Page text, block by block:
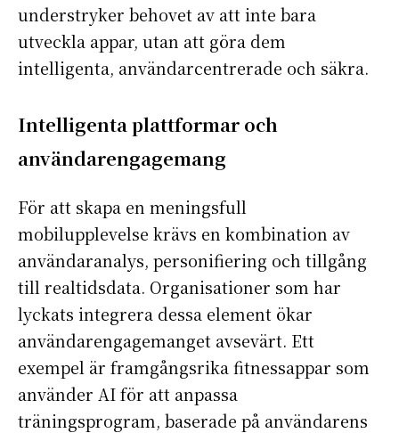
understryker behovet av att inte bara
utveckla appar, utan att göra dem
intelligenta, användarcentrerade och säkra.
Intelligenta plattformar och
användarengagemang
För att skapa en meningsfull
mobilupplevelse krävs en kombination av
användaranalys, personifiering och tillgång
till realtidsdata. Organisationer som har
lyckats integrera dessa element ökar
användarengagemanget avsevärt. Ett
exempel är framgångsrika fitnessappar som
använder AI för att anpassa
träningsprogram, baserade på användarens